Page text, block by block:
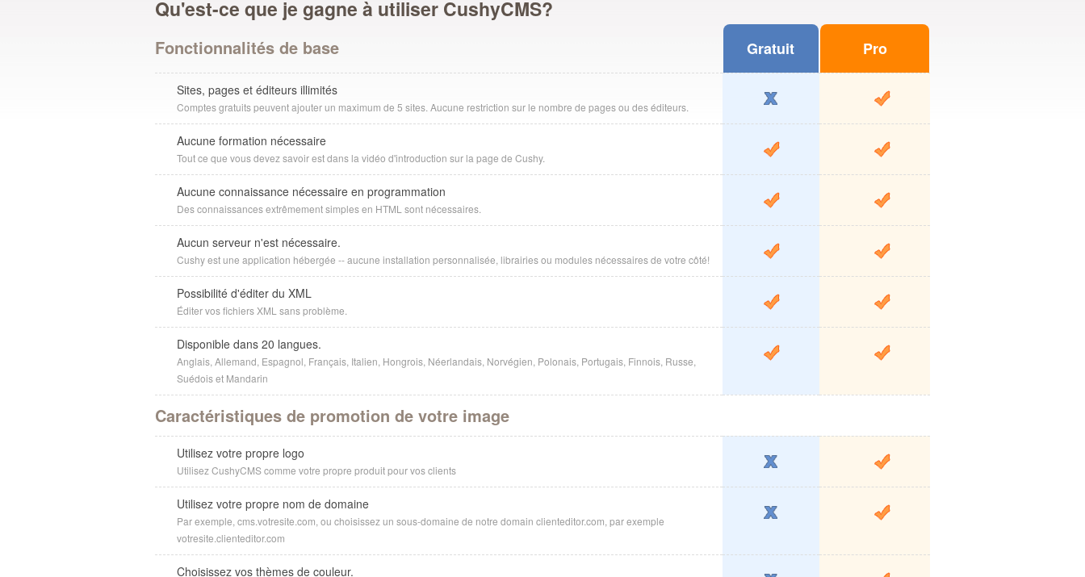
Qu'est-ce que je gagne à utiliser CushyCMS?
Fonctionnalités de base Gratuit Pro
Sites, pages et éditeurs illimités
Comptes gratuits peuvent ajouter un maximum de 5 sites. Aucune restriction sur le nombre de pages ou des éditeurs.
Aucune formation nécessaire
Tout ce que vous devez savoir est dans la vidéo d'introduction sur la page de Cushy.
Aucune connaissance nécessaire en programmation
Des connaissances extrêmement simples en HTML sont nécessaires.
Aucun serveur n'est nécessaire.
Cushy est une application hébergée -- aucune installation personnalisée, librairies ou modules nécessaires de votre côté!
Possibilité d'éditer du XML
Éditer vos fichiers XML sans problème.
Disponible dans 20 langues.
Anglais, Allemand, Espagnol, Français, Italien, Hongrois, Néerlandais, Norvégien, Polonais, Portugais, Finnois, Russe,
Suédois et Mandarin
Caractéristiques de promotion de votre image
Utilisez votre propre logo
Utilisez CushyCMS comme votre propre produit pour vos clients
Utilisez votre propre nom de domaine
Par exemple, cms.votresite.com, ou choisissez un sous-domaine de notre domain clienteditor.com, par exemple
votresite.clienteditor.com
Choisissez vos thèmes de couleur.